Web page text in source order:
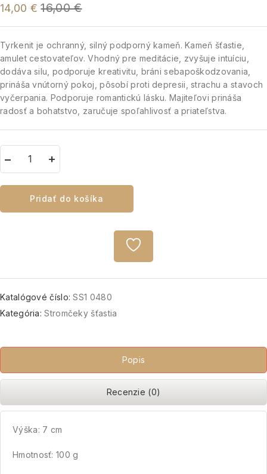
14,00 € 16,00€
Tyrkenit je ochranný, silný podporný kameň. Kameň šťastie,
amulet cestovateľov. Vhodný pre meditácie, zvyšuje intuíciu,
dodáva silu, podporuje kreativitu, bráni sebapoškodzovania,
prináša vnútorný pokoj, pôsobí proti depresii, strachu a stavoch
vyčerpania. Podporuje romantickú lásku. Majiteľovi prináša
radosť a bohatstvo, zaručuje spoľahlivosť a priateľstva.
Pridať do košíka
Katalógové číslo:SS1 0480
Kategória:Stromčeky šťastia
Popis
Recenzie (0)
Výška: 7 cm
Hmotnosť: 100 g